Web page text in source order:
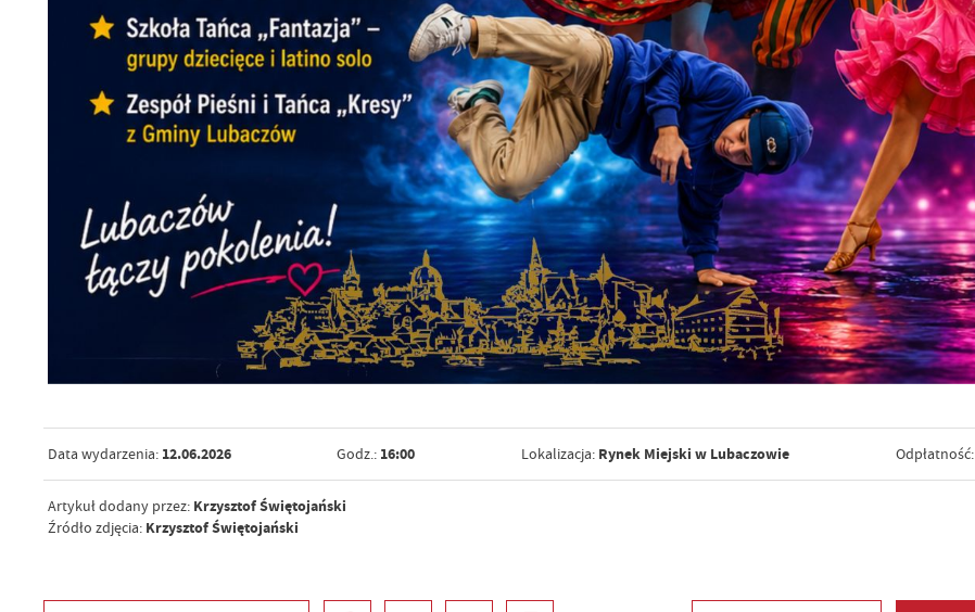
Data wydarzenia: 12.06.2026 Godz.: 16:00 Lokalizacja: Rynek Miejski w Lubaczowie Odpłatność:
Artykuł dodany przez: Krzysztof Świętojański
Źródło zdjęcia: Krzysztof Świętojański